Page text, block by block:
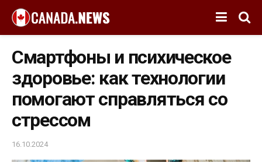
Смартфоны и психическое
здоровье: как технологии
помогают справляться со
стрессом
16.10.2024